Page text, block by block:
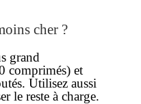
cher ?
grand
comprimés) et
Utilisez aussi
le reste à charge.